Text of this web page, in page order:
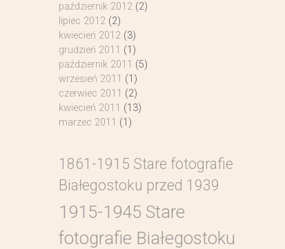
październik 2012(2)
lipiec 2012(2)
kwiecień 2012(3)
grudzień 2011 (1)
październik 2011 (5)
wrzesień 2011 (1)
czerwiec 2011 (2)
kwiecień 2011 (13)
marzec 2011 (1)
1861-1915 Stare fotografie
Białegostoku przed 1939
1915-1945 Stare
fotografie Białegostoku